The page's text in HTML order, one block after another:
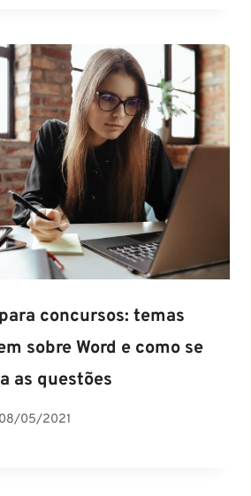
concursos: temas
sobre Word e como se
as questões
08/05/2021